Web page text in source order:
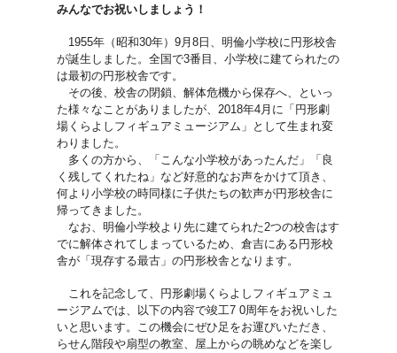
みんなでお祝いしましょう！
1955年（昭和30年）9月8日、明倫小学校に円形校舎
が誕生しました。全国で3番目、小学校に建てられたの
は最初の円形校舎です。
その後、校舎の閉鎖、解体危機から保存へ、といっ
た様々なことがありましたが、2018年4月に「円形劇
場くらよしフィギュアミュージアム」として生まれ変
わりました。
多くの方から、「こんな小学校があったんだ」「良
く残してくれたね」など好意的なお声をかけて頂き、
何より小学校の時同様に子供たちの歓声が円形校舎に
帰ってきました。
なお、明倫小学校より先に建てられた2つの校舎はす
でに解体されてしまっているため、倉吉にある円形校
舎が「現存する最古」の円形校舎となります。
これを記念して、円形劇場くらよしフィギュアミュ
ージアムでは、以下の内容で竣工7 0周年をお祝いした
いと思います。この機会にぜひ足をお運びいただき、
らせん階段や扇型の教室、屋上からの眺めなどを楽し